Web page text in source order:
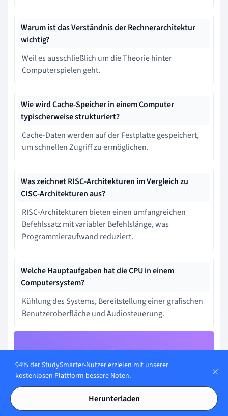
Warum ist das Verständnis der Rechnerarchitektur
wichtig?
Weil es ausschließlich um die Theorie hinter
Computerspielen geht.
Wie wird Cache-Speicher in einem Computer
typischerweise strukturiert?
Cache-Daten werden auf der Festplatte gespeichert,
um schnellen Zugriff zu ermöglichen.
Was zeichnet RISC-Architekturen im Vergleich zu
CISC-Architekturen aus?
RISC-Architekturen bieten einen umfangreichen
Befehlssatz mit variabler Befehlslänge, was
Programmieraufwand reduziert.
Welche Hauptaufgaben hat die CPU in einem
Computersystem?
Kühlung des Systems, Bereitstellung einer grafischen
Benutzeroberfläche und Audiosteuerung.
Lerne schneller mit den 12
Karteikarten zu
Rechnerarchitektur Prinzipien
Melde dich kostenlos an, um Zugriff auf all unsere
94% der StudySmarter-Nutzer erzielen mit unserer
kostenlosen Plattform bessere Noten.
Herunterladen